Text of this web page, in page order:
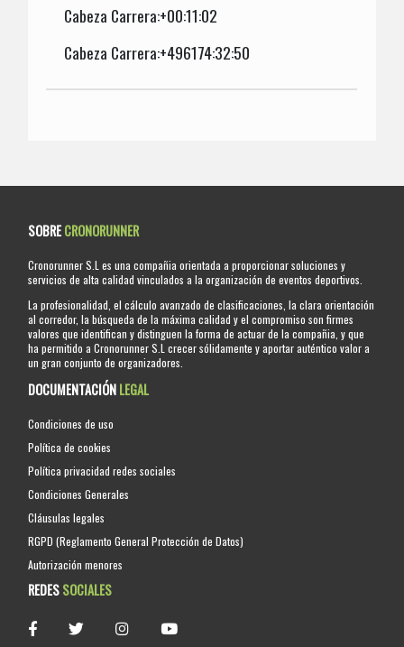
Cabeza Carrera:+00:11:02
Cabeza Carrera:+496174:32:50
SOBRECRONORUNNER
Cronorunner S.L es una compañia orientada a proporcionar soluciones y
servicios de alta calidad vinculados a la organización de eventos deportivos.
La profesionalidad, el cálculo avanzado de clasificaciones, la clara orientación
al corredor, la búsqueda de la máxima calidad y el compromiso son firmes
valores que identifican y distinguen la forma de actuar de la compañia, y que
ha permitido a Cronorunner S.L crecer sólidamente y aportar auténtico valor a
un gran conjunto de organizadores.
DOCUMENTACIÓNLEGAL
Condiciones de uso
Política de cookies
Política privacidad redes sociales
Condiciones Generales
Cláusulas legales
RGPD (Reglamento General Protección de Datos)
Autorización menores
REDESSOCIALES